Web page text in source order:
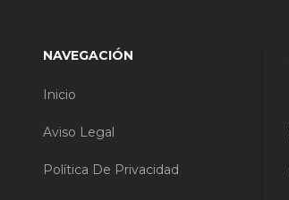
NAVEGACIÓN
Inicio
Aviso Legal
Política De Privacidad